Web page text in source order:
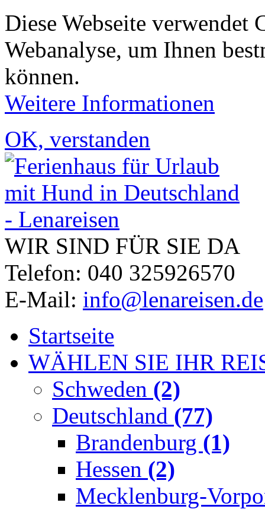
Diese Webseite verwendet
Webanalyse, um Ihnen
können.
Weitere Informationen
OK, verstanden
WIR SIND FÜR SIE DA
Telefon: 040 325926570
E-Mail: info@lenareisen.de
Startseite
WÄHLEN SIE IHR
Schweden (2)
Deutschland (77)
Brandenburg (1)
Hessen (2)
Mecklenburg-